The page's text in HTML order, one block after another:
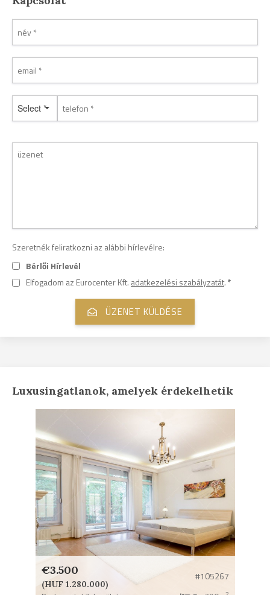
Select *
Szeretnék feliratkozni az alábbi hírlevélre:
Bérlői Hírlevél
Elfogadom az Eurocenter Kft. adatkezelési szabályzatát.*
Luxusingatlanok, amelyek érdekelhetik
€3.500
(HUF 1.280.000)
#105267